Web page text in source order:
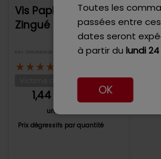
Toutes les
passées entre
dates seront
à partir du lundi
OK
Vis Papillon Acier
Zingué M10x20
Réf: 316AZN10X20
Victime de son succès
1,44 €
unitaire
Prix dégressifs par quantité